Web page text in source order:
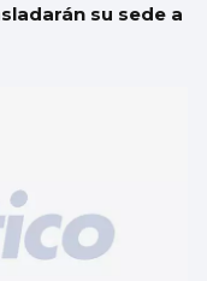
su sede a